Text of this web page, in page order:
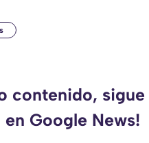
contenido,
en Google News!